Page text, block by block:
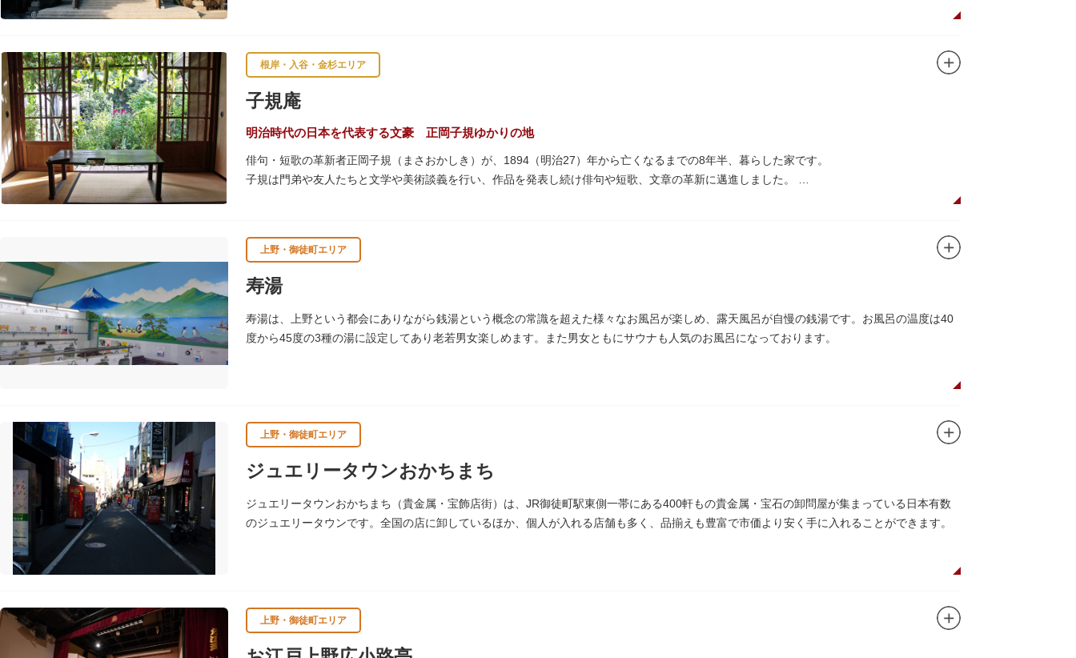
根岸・入谷・金杉エリア
子規庵
明治時代の日本を代表する文豪 正岡子規ゆかりの地
俳句・短歌の革新者正岡子規（まさおかしき）が、1894（明治27）年から亡くなるまでの8年半、暮らした家です。
子規は門弟や友人たちと文学や美術談義を行い、作品を発表し続け俳句や短歌、文章の革新に邁進しました。
1945（昭和20）年の空襲で焼失しましたが、その5年後、当時の間取りのまま再建され、現在の庵は東京都指定史跡として明治の雰囲気が体
感できる魅力的な空間となっています。
子規が病室兼書斎にしていた「病牀六尺の間」などを復元しており、明治の暮らしだけでなく創作の様子を偲ぶことができます。現在、一般
のボランティア団体により大切に維持・保存されています。
上野・御徒町エリア
寿湯
寿湯は、上野という都会にありながら銭湯という概念の常識を超えた様々なお風呂が楽しめ、露天風呂が自慢の銭湯です。お風呂の温度は40
度から45度の3種の湯に設定してあり老若男女楽しめます。また男女ともにサウナも人気のお風呂になっております。
上野・御徒町エリア
ジュエリータウンおかちまち
ジュエリータウンおかちまち（貴金属・宝飾店街）は、JR御徒町駅東側一帯にある400軒もの貴金属・宝石の卸問屋が集まっている日本有数
のジュエリータウンです。全国の店に卸しているほか、個人が入れる店舗も多く、品揃えも豊富で市価より安く手に入れることができます。
上野・御徒町エリア